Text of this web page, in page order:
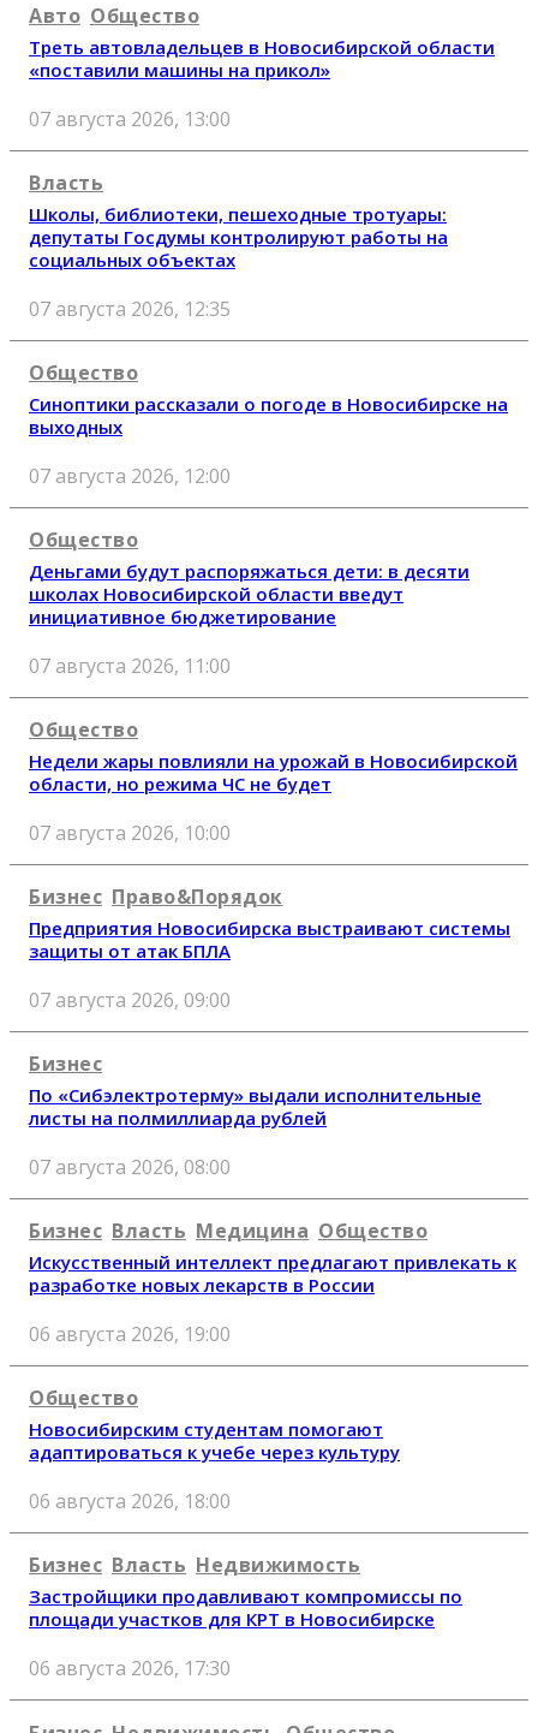
Авто Общество
Треть автовладельцев в Новосибирской области
«поставили машины на прикол»
07 августа 2026, 13:00
Власть
Школы, библиотеки, пешеходные тротуары:
депутаты Госдумы контролируют работы на
социальных объектах
07 августа 2026, 12:35
Общество
Синоптики рассказали о погоде в Новосибирске на
выходных
07 августа 2026, 12:00
Общество
Деньгами будут распоряжаться дети: в десяти
школах Новосибирской области введут
инициативное бюджетирование
07 августа 2026, 11:00
Общество
Недели жары повлияли на урожай в Новосибирской
области, но режима ЧС не будет
07 августа 2026, 10:00
Бизнес Право&Порядок
Предприятия Новосибирска выстраивают системы
защиты от атак БПЛА
07 августа 2026, 09:00
Бизнес
По «Сибэлектротерму» выдали исполнительные
листы на полмиллиарда рублей
07 августа 2026, 08:00
Бизнес Власть Медицина Общество
Искусственный интеллект предлагают привлекать к
разработке новых лекарств в России
06 августа 2026, 19:00
Общество
Новосибирским студентам помогают
адаптироваться к учебе через культуру
06 августа 2026, 18:00
Бизнес Власть Недвижимость
Застройщики продавливают компромиссы по
площади участков для КРТ в Новосибирске
06 августа 2026, 17:30